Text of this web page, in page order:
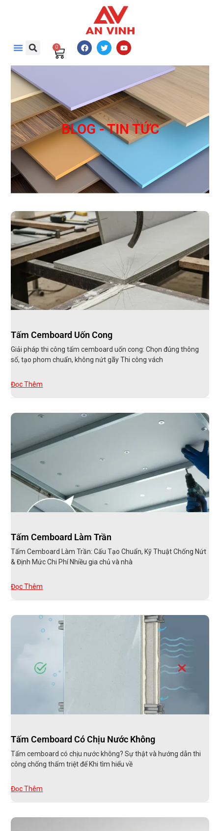
0
BLOG - TIN TỨC
Tấm Cemboard Uốn Cong
Giải pháp thi công tấm cemboard uốn cong: Chọn đúng thông
số, tạo phom chuẩn, không nứt gãy Thi công vách
Đọc Thêm
Tấm Cemboard Làm Trần
Tấm Cemboard Làm Trần: Cấu Tạo Chuẩn, Kỹ Thuật Chống Nứt
& Định Mức Chi Phí Nhiều gia chủ và nhà
Đọc Thêm
Tấm Cemboard Có Chịu Nước Không
Tấm cemboard có chịu nước không? Sự thật và hướng dẫn thi
công chống thấm triệt để Khi tìm hiểu về
Đọc Thêm